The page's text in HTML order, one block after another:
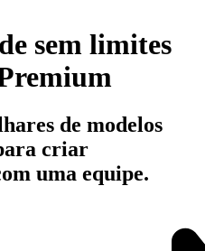
sem limites
de modelos
criar
uma equipe.